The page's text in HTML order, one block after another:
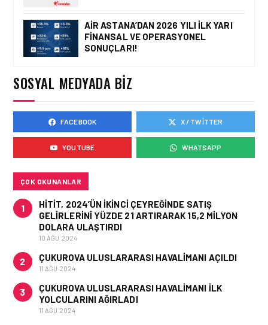
İŞ İLANLARI • 16 MAY 2026
YENI DÖNEM BAŞLIYOR VE
İŞ İLANLARI • 16 MAY 2026
EMIRATES AĞUSTOS’TA
İSTANBUL’DA TEKNISYEN
ROADSHOW DÜZENLIYOR!
AIR ASTANA’DAN 2026 YILI İLK YARI
FINANSAL VE OPERASYONEL
SONUÇLARI!
SOSYAL MEDYADA BIZ
FACEBOOK X / TWITTER
YOUTUBE WHATSAPP
ÇOK OKUNANLAR
1
HITIT, 2024’ÜN IKINCI ÇEYREĞINDE SATIŞ
GELIRLERINI YÜZDE 21 ARTIRARAK 15,2 MILYON
DOLARA ULAŞTIRDI
10 AĞU 2024
2 ÇUKUROVA ULUSLARARASI HAVALIMANI AÇILDI
11 AĞU 2024
3
ÇUKUROVA ULUSLARARASI HAVALIMANI İLK
YOLCULARINI AĞIRLADI
11 AĞU 2024